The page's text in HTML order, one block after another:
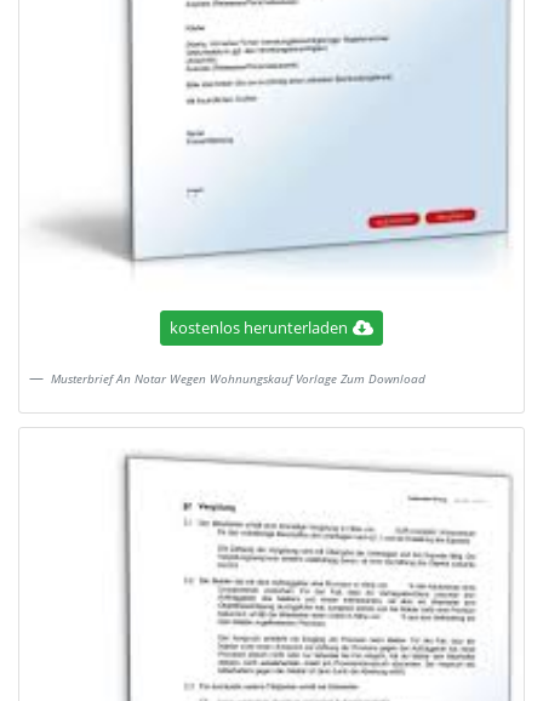
kostenlos herunterladen
Musterbrief An Notar Wegen Wohnungskauf Vorlage Zum Download